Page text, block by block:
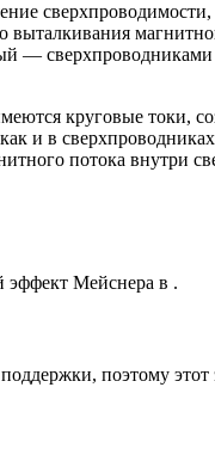
выталкивания
—
круговые токи,
и в
потока внутри
Мейснера в .
поэтому